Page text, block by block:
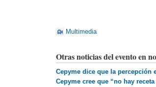
Multimedia
Otras noticias del evento en
Cepyme dice que la percepción
Cepyme cree que “no hay